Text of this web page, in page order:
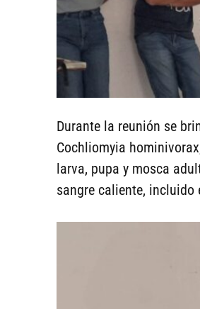
Durante la reunión se
Cochliomyia
larva, pupa y mosca
sangre caliente, incluido